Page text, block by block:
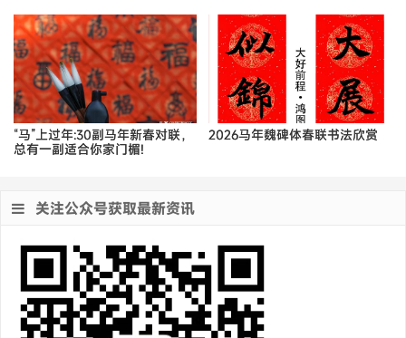
“马”上过年:30副马年新春对联，
总有一副适合你家门楣!
2026马年魏碑体春联书法欣赏
关注公众号获取最新资讯